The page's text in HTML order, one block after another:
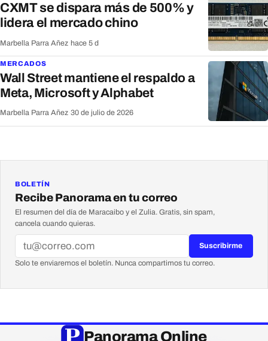
CXMT se dispara más de 500% y
lidera el mercado chino
Marbella Parra Añez hace 5 d
MERCADOS
Wall Street mantiene el respaldo a
Meta, Microsoft y Alphabet
Marbella Parra Añez 30 de julio de 2026
BOLETÍN
Recibe Panorama en tu correo
El resumen del día de Maracaibo y el Zulia. Gratis, sin spam,
cancela cuando quieras.
Suscribirme
Solo te enviaremos el boletín. Nunca compartimos tu correo.
Panorama Online